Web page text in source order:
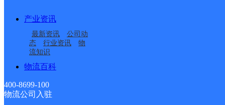
产业资讯
最新资讯
公司动
态
行业资讯
物
流知识
物流百科
400-8699-100
物流公司入驻
派送范围:湘西吉首市市
吉首市龙山县
安能快递